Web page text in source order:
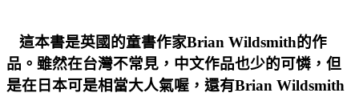
這本書是英國的童書作家Brian Wildsmith的作
品。雖然在台灣不常見，中文作品也少的可憐，但
是在日本可是相當大人氣喔，還有Brian Wildsmith